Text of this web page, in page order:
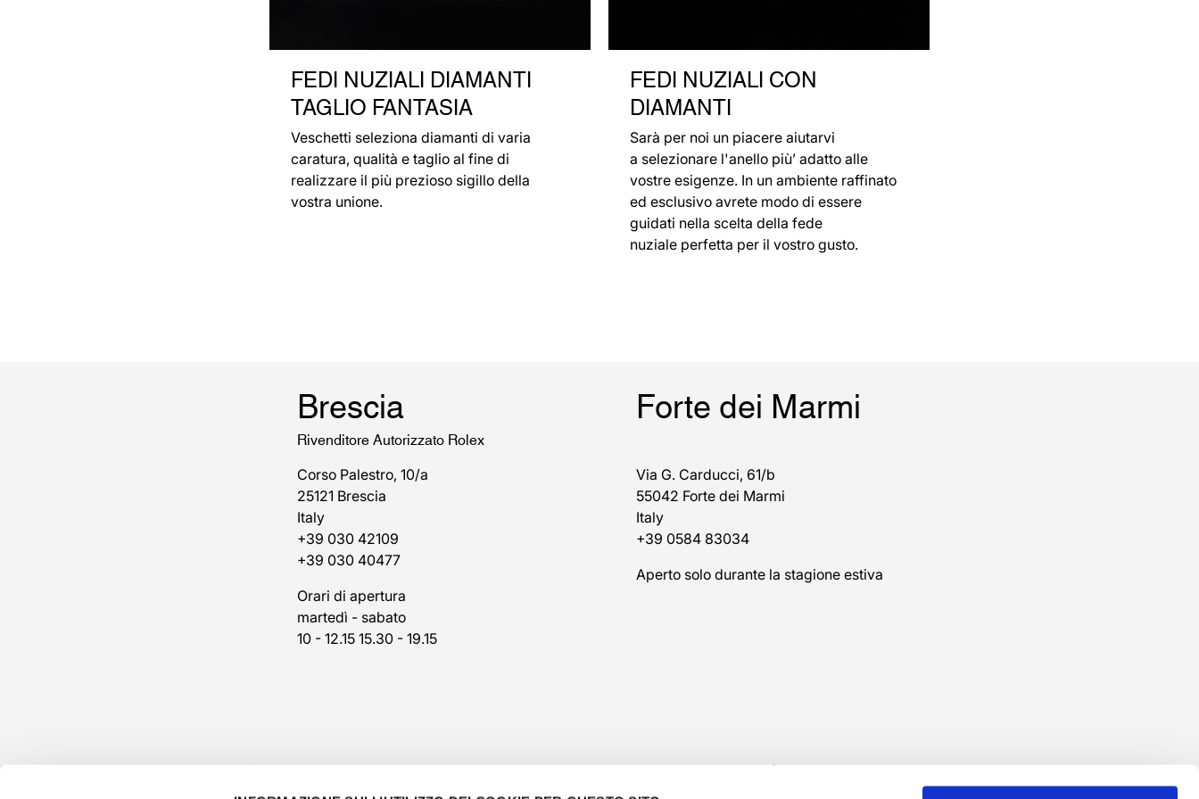
FEDI NUZIALI DIAMANTI
TAGLIO FANTASIA
Veschetti seleziona diamanti di varia
caratura, qualità e taglio al fine di
realizzare il più prezioso sigillo della
vostra unione.
FEDI NUZIALI CON
DIAMANTI
Sarà per noi un piacere aiutarvi
a selezionare l'anello più’ adatto alle
vostre esigenze. In un ambiente raffinato
ed esclusivo avrete modo di essere
guidati nella scelta della fede
nuziale perfetta per il vostro gusto.
Brescia
Rivenditore Autorizzato Rolex
Corso Palestro, 10/a
25121 Brescia
Italy
+39 030 42109
+39 030 40477
Orari di apertura
martedì - sabato
10 - 12.15 15.30 - 19.15
Forte dei Marmi
Via G. Carducci, 61/b
55042 Forte dei Marmi
Italy
+39 0584 83034
Aperto solo durante la stagione estiva